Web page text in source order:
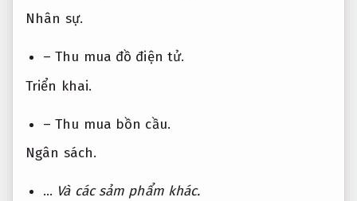
Nhân sự.
– Thu mua đồ điện tử.
Triển khai.
– Thu mua bồn cầu.
Ngân sách.
… Và các sảm phẩm khác.